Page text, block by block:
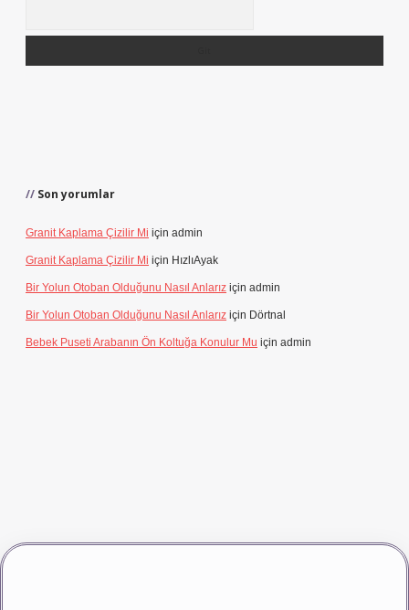
Son yorumlar
Granit Kaplama Çizilir Mi için admin
Granit Kaplama Çizilir Mi için HızlıAyak
Bir Yolun Otoban Olduğunu Nasıl Anlarız için admin
Bir Yolun Otoban Olduğunu Nasıl Anlarız için Dörtnal
Bebek Puseti Arabanın Ön Koltuğa Konulur Mu için admin
girişbetexper